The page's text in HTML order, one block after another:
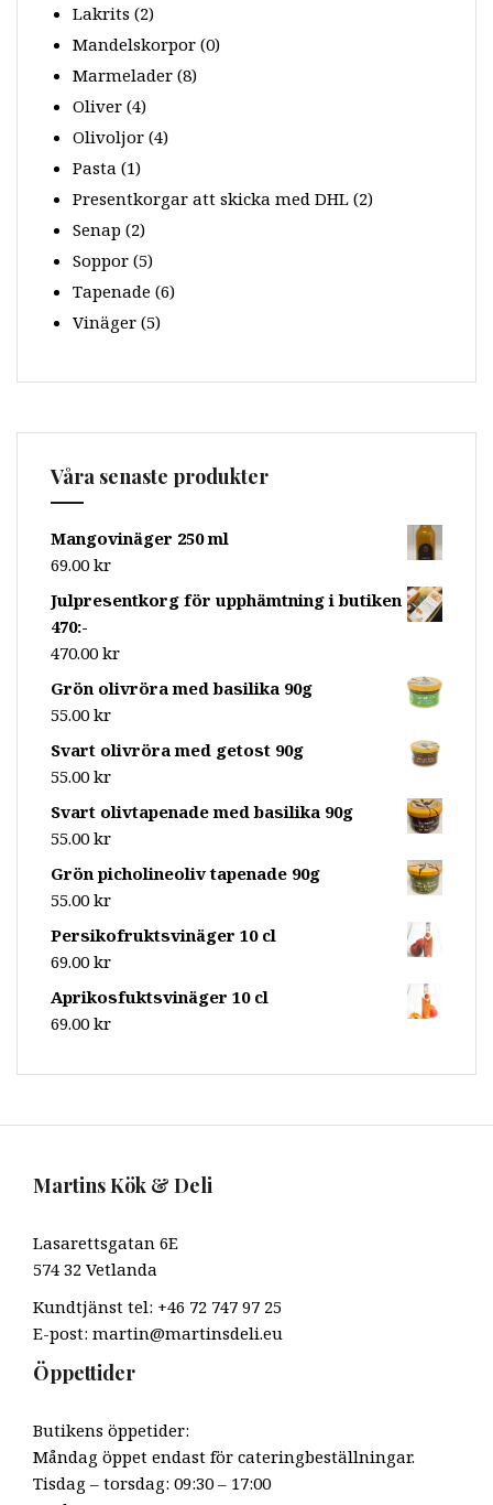
Lakrits (2)
Mandelskorpor (0)
Marmelader (8)
Oliver (4)
Olivoljor (4)
Pasta (1)
Presentkorgar att skicka med DHL (2)
Senap (2)
Soppor (5)
Tapenade (6)
Vinäger (5)
Våra senaste produkter
Mangovinäger 250 ml
69.00 kr
Julpresentkorg för upphämtning i butiken
470:-
470.00 kr
Grön olivröra med basilika 90g
55.00 kr
Svart olivröra med getost 90g
55.00 kr
Svart olivtapenade med basilika 90g
55.00 kr
Grön picholineoliv tapenade 90g
55.00 kr
Persikofruktsvinäger 10 cl
69.00 kr
Aprikosfuktsvinäger 10 cl
69.00 kr
Martins Kök & Deli
Lasarettsgatan 6E
574 32 Vetlanda
Kundtjänst tel: +46 72 747 97 25
E-post: martin@martinsdeli.eu
Öppettider
Butikens öppetider:
Måndag öppet endast för cateringbeställningar.
Tisdag – torsdag: 09:30 – 17:00